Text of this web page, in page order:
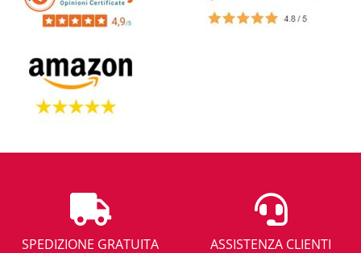
SPEDIZIONE GRATUITA ASSISTENZA CLIENTI